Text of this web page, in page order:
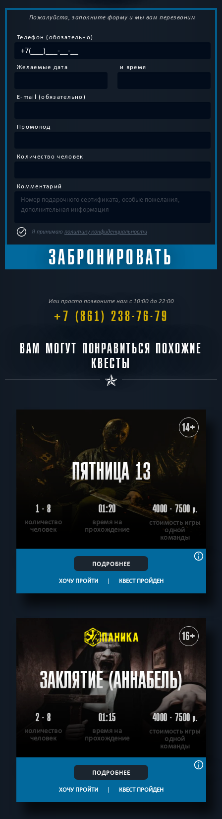
Пожалуйста, заполните форму и мы вам перезвоним
Телефон (обязательно)
Желаемые дата и время
E-mail (обязательно)
Промокод
Количество человек
Комментарий
Я принимаю политику конфиденциальности
Или просто позвоните нам с 10:00 до 22:00
+7 (861) 238-76-79
ВАМ МОГУТ ПОНРАВИТЬСЯ ПОХОЖИЕ
КВЕСТЫ
14+
ПЯТНИЦА 13
1 - 8
количество
человек
01:20
время на
прохождение
4000 - 7500р.
стоимость игры
одной
команды
ПОДРОБНЕЕ
ХОЧУ ПРОЙТИ | КВЕСТ ПРОЙДЕН
16+
ЗАКЛЯТИЕ (АННАБЕЛЬ)
2 - 8
количество
человек
01:15
время на
прохождение
4000 - 7500р.
стоимость игры
одной
команды
ПОДРОБНЕЕ
ХОЧУ ПРОЙТИ | КВЕСТ ПРОЙДЕН